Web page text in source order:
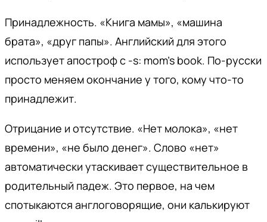
Принадлежность. «Книга мамы», «машина
брата», «друг папы». Английский для этого
использует апостроф с -s: mom’s book. По-русски
просто меняем окончание у того, кому что-то
принадлежит.
Отрицание и отсутствие. «Нет молока», «нет
времени», «не было денег». Слово «нет»
автоматически утаскивает существительное в
родительный падеж. Это первое, на чем
спотыкаются англоговорящие, они калькируют